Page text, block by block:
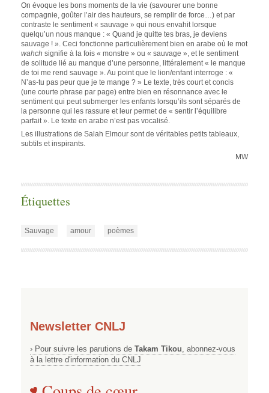
On évoque les bons moments de la vie (savourer une bonne
compagnie, goûter l’air des hauteurs, se remplir de force…) et par
contraste le sentiment « sauvage » qui nous envahit lorsque
quelqu’un nous manque : « Quand je quitte tes bras, je deviens
sauvage ! ». Ceci fonctionne particulièrement bien en arabe où le mot
wahch signifie à la fois « monstre » ou « sauvage », et le sentiment
de solitude lié au manque d’une personne, littéralement « le manque
de toi me rend sauvage ». Au point que le lion/enfant interroge : «
N’as-tu pas peur que je te mange ? » Le texte, très court et concis
(une courte phrase par page) entre bien en résonnance avec le
sentiment qui peut submerger les enfants lorsqu’ils sont séparés de
la personne qui les rassure et leur permet de « sentir l’équilibre
parfait ». Le texte en arabe n’est pas vocalisé.
Les illustrations de Salah Elmour sont de véritables petits tableaux,
subtils et inspirants.
MW
Étiquettes
Sauvage amour poèmes
Newsletter CNLJ
› Pour suivre les parutions de Takam Tikou , abonnez-vous
à la lettre d'information du CNLJ